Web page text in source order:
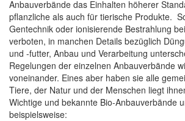
Anbauverbände das Einhalten höherer
pflanzliche als auch für tierische Produkte.
Gentechnik oder ionisierende Bestrahlung
verboten, in manchen Details bezüglich
und -futter, Anbau und Verarbeitung
Regelungen der einzelnen Anbauverbände
voneinander. Eines aber haben sie alle
Tiere, der Natur und der Menschen liegt
Wichtige und bekannte Bio-Anbauverbände
beispielsweise: